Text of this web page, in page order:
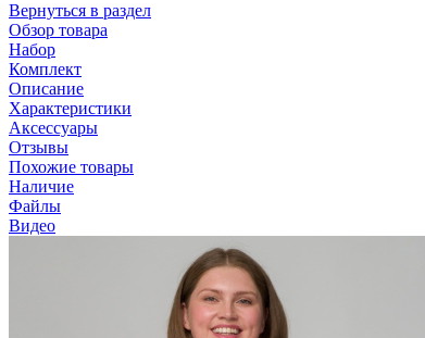
Вернуться в раздел
Обзор товара
Набор
Комплект
Описание
Характеристики
Аксессуары
Отзывы
Похожие товары
Наличие
Файлы
Видео